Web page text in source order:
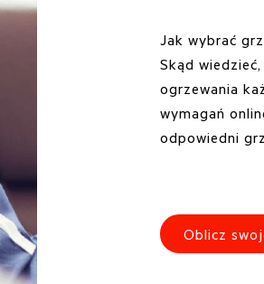
Jak wybrać
Skąd
ogrzewania
wymagań
odpowiedni
Oblicz